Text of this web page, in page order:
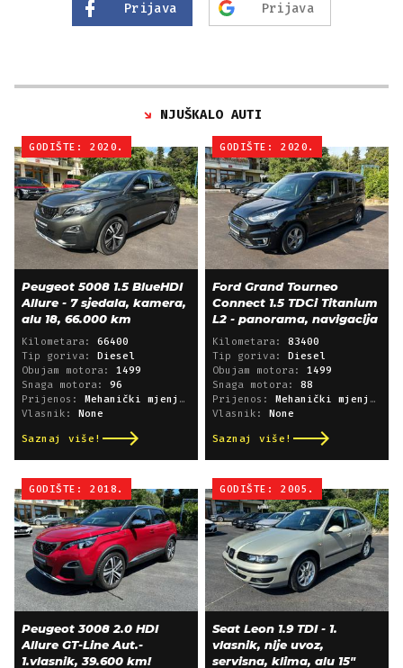
Prijava Prijava
NJUŠKALO AUTI
GODIŠTE: 2020.
Peugeot 5008 1.5 BlueHDI
Allure - 7 sjedala, kamera,
alu 18, 66.000 km
Kilometara: 66400
Tip goriva:
Diesel
Obujam motora: 1499
Snaga motora: 96
Prijenos:
Mehanički mjenjač
Vlasnik:
None
Saznaj više!
GODIŠTE: 2020.
Ford Grand Tourneo
Connect 1.5 TDCi Titanium
L2 - panorama, navigacija
Kilometara: 83400
Tip goriva:
Diesel
Obujam motora: 1499
Snaga motora: 88
Prijenos:
Mehanički mjenjač
Vlasnik:
None
Saznaj više!
GODIŠTE: 2018.
Peugeot 3008 2.0 HDI
Allure GT-Line Aut.-
1.vlasnik, 39.600 km!
GODIŠTE: 2005.
Seat Leon 1.9 TDI - 1.
vlasnik, nije uvoz,
servisna, klima, alu 15"